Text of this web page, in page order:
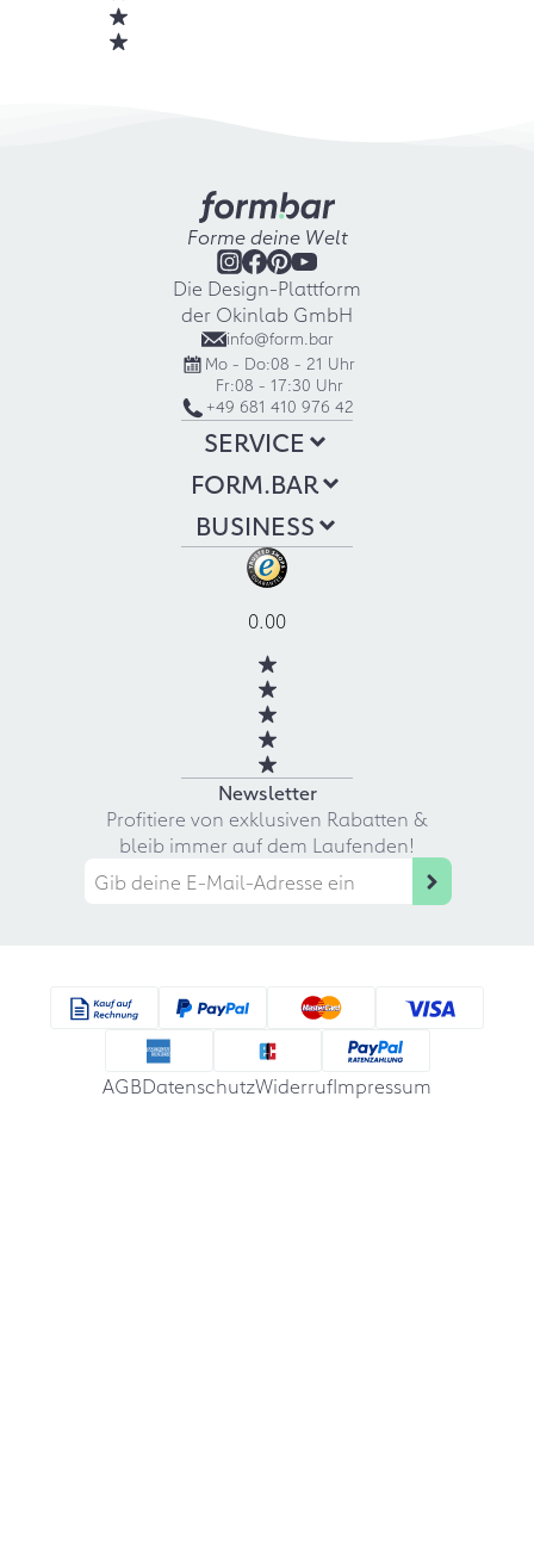
Forme deine Welt
Die Design-Plattform
der Okinlab GmbH
info@form.bar
Mo - Do:08 - 21 Uhr
Fr:08 - 17:30 Uhr
+49 681 410 976 42
SERVICE
FORM.BAR
BUSINESS
0.00
Newsletter
Profitiere von exklusiven Rabatten &
bleib immer auf dem Laufenden!
AGBDatenschutzWiderrufImpressum